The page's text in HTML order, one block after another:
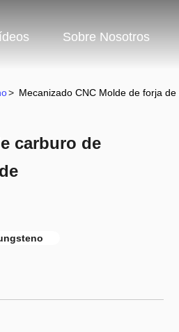
Sobre Nosotros
> Mecanizado CNC Molde de forja
carburo de